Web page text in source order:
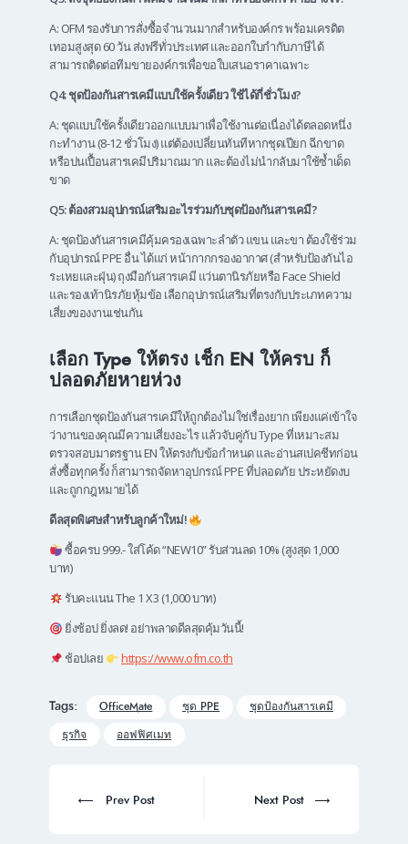
A: OFM รองรับการสั่งซื้อจำนวนมากสำหรับองค์กร พร้อมเครดิต
เทอมสูงสุด 60 วัน ส่งฟรีทั่วประเทศ และออกใบกำกับภาษีได้
สามารถติดต่อทีมขายองค์กรเพื่อขอใบเสนอราคาเฉพาะ
Q4: ชุดป้องกันสารเคมีแบบใช้ครั้งเดียว ใช้ได้กี่ชั่วโมง?
A: ชุดแบบใช้ครั้งเดียวออกแบบมาเพื่อใช้งานต่อเนื่องได้ตลอดหนึ่ง
กะทำงาน (8-12 ชั่วโมง) แต่ต้องเปลี่ยนทันทีหากชุดเปียก ฉีกขาด
หรือปนเปื้อนสารเคมีปริมาณมาก และต้องไม่นำกลับมาใช้ซ้ำเด็ด
ขาด
Q5: ต้องสวมอุปกรณ์เสริมอะไรร่วมกับชุดป้องกันสารเคมี?
A: ชุดป้องกันสารเคมีคุ้มครองเฉพาะลำตัว แขน และขา ต้องใช้ร่วม
กับอุปกรณ์ PPE อื่น ได้แก่ หน้ากากกรองอากาศ (สำหรับป้องกันไอ
ระเหยและฝุ่น) ถุงมือกันสารเคมี แว่นตานิรภัยหรือ Face Shield
และรองเท้านิรภัยหุ้มข้อ เลือกอุปกรณ์เสริมที่ตรงกับประเภทความ
เสี่ยงของงานเช่นกัน
เลือก Type ให้ตรง เช็ก EN ให้ครบ ก็
ปลอดภัยหายห่วง
การเลือกชุดป้องกันสารเคมีให้ถูกต้องไม่ใช่เรื่องยาก เพียงแค่เข้าใจ
ว่างานของคุณมีความเสี่ยงอะไร แล้วจับคู่กับ Type ที่เหมาะสม
ตรวจสอบมาตรฐาน EN ให้ตรงกับข้อกำหนด และอ่านสเปคชีทก่อน
สั่งซื้อทุกครั้ง ก็สามารถจัดหาอุปกรณ์ PPE ที่ปลอดภัย ประหยัดงบ
และถูกกฎหมายได้
ดีลสุดพิเศษสำหรับลูกค้าใหม่!
ซื้อครบ 999.- ใส่โค้ด “NEW10” รับส่วนลด 10% (สูงสุด 1,000
บาท)
รับคะแนน The 1 X3 (1,000 บาท)
ยิ่งช้อป ยิ่งลด! อย่าพลาดดีลสุดคุ้มวันนี้!
ช้อปเลย
https://www.ofm.co.th
Tags: OfficeMate ชุด PPE
ชุดป้องกันสารเคมี
ธุรกิจ
ออฟฟิศเมท
navigation
Prev
Prev Post
Next
Next Post